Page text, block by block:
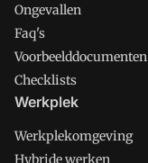
Ongevallen
Faq's
Voorbeelddocumenten
Checklists
Werkplek
Werkplekomgeving
Hybride werken